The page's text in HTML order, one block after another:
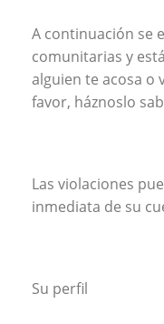
A continuación se
comunitarias y
alguien te acosa o
favor, háznoslo
Las violaciones
inmediata de su
Su perfil